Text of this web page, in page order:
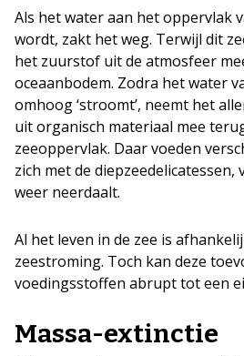
Als het water aan het oppervlak
wordt, zakt het weg. Terwijl dit
het zuurstof uit de atmosfeer
oceaanbodem. Zodra het water
omhoog ‘stroomt’, neemt het
uit organisch materiaal mee
zeeoppervlak. Daar voeden
zich met de
weer neerdaalt.
Al het leven in de zee is
zeestroming. Toch kan deze
voedingsstoffen abrupt tot een
Massa-extinctie